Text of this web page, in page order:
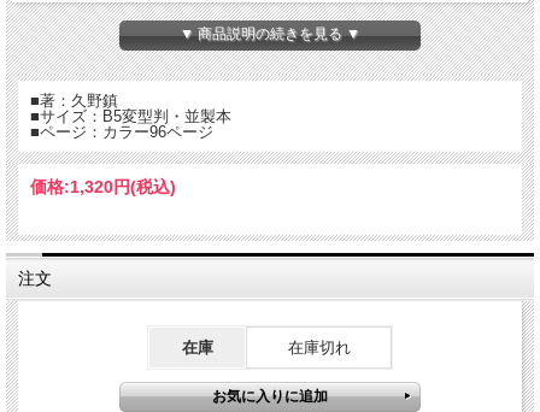
ってもほとんど同じ。いつの間にかそんな撮影スタイルに飽きてきて、行き場を失
っている人がいます。
そこで新しい撮影法として注目を浴びているのが、目の前の光景を写真ならではの
効果を使って、自在に描く「創造心象写真」です。
影できる上に、うまく撮れたときの喜びはいつもの３倍にもなります。
ただし、この撮り方は従来からあったのですが、誰も教えてくれませんでした。本
書では、撮影セミナーで多くの人に手法を惜しみなく伝え、何を撮ればいいか悩ん
でいた人たちを救っています。とはいえ、王道スタイルを否定するものではありま
せん。その延長にこの撮り方を取り入れると写真がますます楽しくなります。
ができます。
もう絶景を追い求めるのはやめましょう。なぜなら小さな風景でもあなたが絶景を
作り出すことができるからです！
▼ 商品説明の続きを見る ▼
■著：久野鎮
■サイズ：B5変型判・並製本
■ページ：カラー96ページ
価格:1,320円(税込)
注文
在庫 在庫切れ